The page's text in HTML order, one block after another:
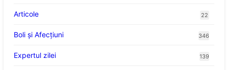
Articole 22
Boli și Afecțiuni 346
Expertul zilei 139